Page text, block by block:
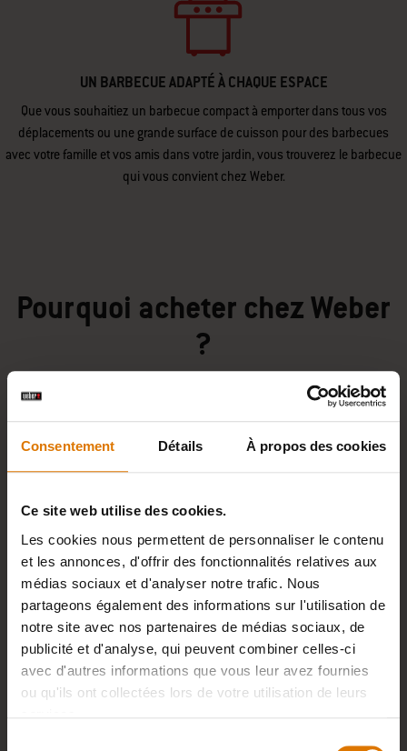
Consentement Détails À propos des cookies
Ce site web utilise des cookies.
Les cookies nous permettent de personnaliser le contenu
et les annonces, d'offrir des fonctionnalités relatives aux
médias sociaux et d'analyser notre trafic. Nous
partageons également des informations sur l'utilisation de
notre site avec nos partenaires de médias sociaux, de
publicité et d'analyse, qui peuvent combiner celles-ci
avec d'autres informations que vous leur avez fournies
ou qu'ils ont collectées lors de votre utilisation de leurs
UN BARBECUE ADAPTÉ À CHAQUE ESPACE
Que vous souhaitiez un barbecue compact à emporter dans tous vos
déplacements ou une grande surface de cuisson pour des barbecues
avec votre famille et vos amis dans votre jardin, vous trouverez le barbecue
Pourquoi acheter chez Weber
?
LIVRAISON ET RETOURS GRATUITS